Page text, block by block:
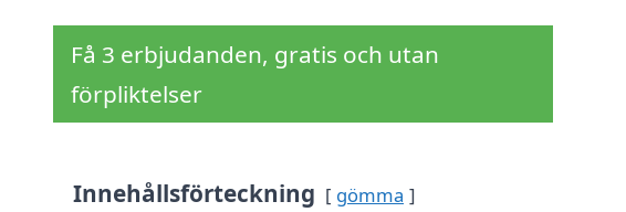
Få 3 erbjudanden, gratis och utan
förpliktelser
Innehållsförteckning gömma